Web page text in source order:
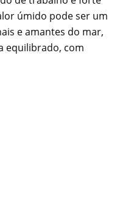
úmido pode ser um
e amantes do mar,
equilibrado, com